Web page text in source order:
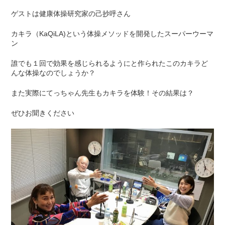
ゲストは健康体操研究家の己抄呼さん
カキラ（KaQiLA)という体操メソッドを開発したスーパーウーマ
ン
誰でも１回で効果を感じられるようにと作られたこのカキラど
んな体操なのでしょうか？
また実際にてっちゃん先生もカキラを体験！その結果は？
ぜひお聞きください